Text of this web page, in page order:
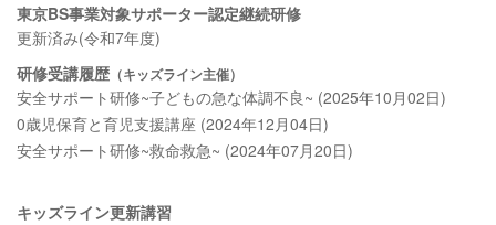
東京BS事業対象サポーター認定継続研修
更新済み(令和7年度)
研修受講履歴 （キッズライン主催）
安全サポート研修~子どもの急な体調不良~ (2025年10月02日)
0歳児保育と育児支援講座 (2024年12月04日)
安全サポート研修~救命救急~ (2024年07月20日)
キッズライン更新講習